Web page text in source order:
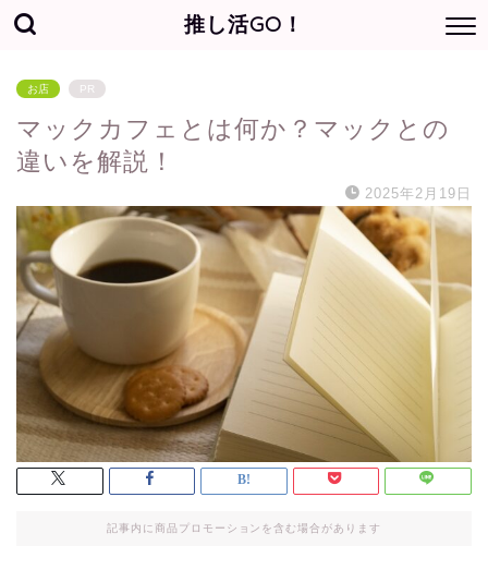
推し活GO！
お店 PR
マックカフェとは何か？マックとの
違いを解説！
2025年2月19日
記事内に商品プロモーションを含む場合があります